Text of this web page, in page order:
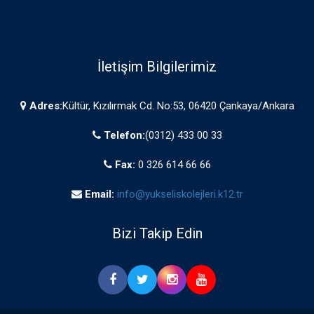
İletişim Bilgilerimiz
Adres:Kültür, Kızılırmak Cd. No:53, 06420 Çankaya/Ankara
Telefon:(0312) 433 00 33
Fax: 0 326 614 66 66
Email: info@yukseliskolejleri.k12.tr
Bizi Takip Edin